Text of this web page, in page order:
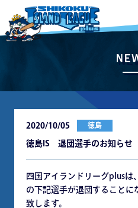
2020/10/05 徳島
徳島IS 退団選手のお知らせ
四国アイランドリーグplusは
の下記選手が退団することに
致します。